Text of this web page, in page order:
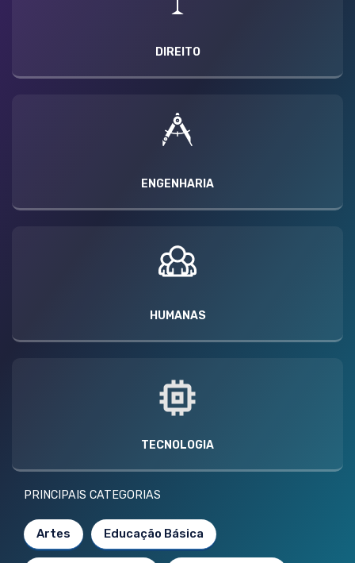
DIREITO
ENGENHARIA
HUMANAS
TECNOLOGIA
PRINCIPAIS CATEGORIAS
Artes Educação Básica